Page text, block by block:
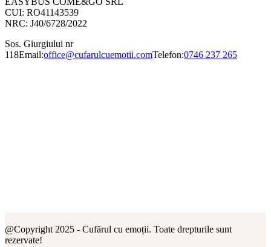
CUI: RO41143539
NRC: J40/6728/2022
Sos. Giurgiului nr
118Email:office@cufarulcuemotii.comTelefon:0746 237 265
@Copyright 2025 - Cufărul cu emoții. Toate drepturile sunt
rezervate!